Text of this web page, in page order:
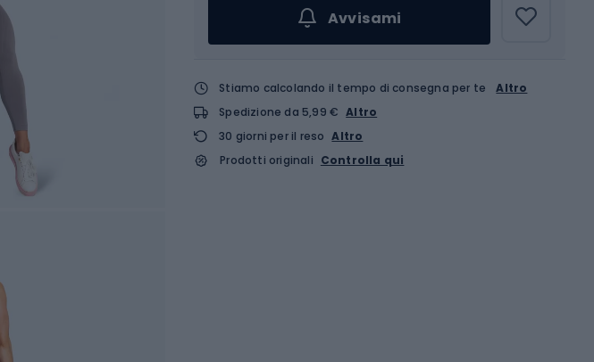
Avvisami
Stiamo calcolando il tempo di consegna per te
Altro
Spedizione da 5,99 € Altro
30 giorni per il reso Altro
Prodotti originali Controlla qui